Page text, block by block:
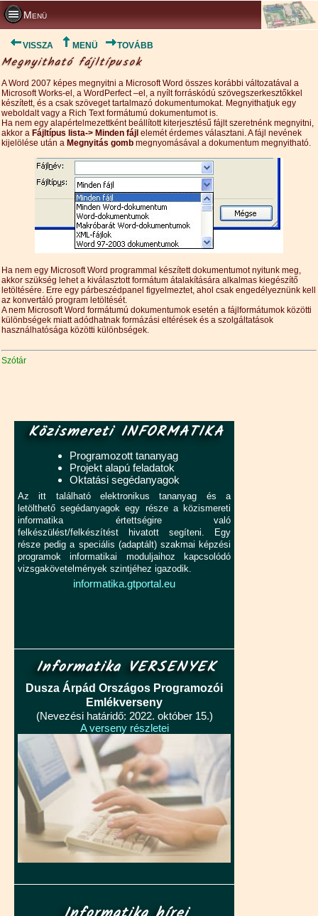
Menü
VISSZA MENÜ TOVÁBB
Megnyitható fájltípusok
A Word 2007 képes megnyitni a Microsoft Word összes korábbi változatával a
Microsoft Works-el, a WordPerfect –el, a nyílt forráskódú szövegszerkesztőkkel
készített, és a csak szöveget tartalmazó dokumentumokat. Megnyithatjuk egy
weboldalt vagy a Rich Text formátumú dokumentumot is.
Ha nem egy alapértelmezettként beállított kiterjesztésű fájlt szeretnénk megnyitni,
akkor a Fájltípus lista-> Minden fájl elemét érdemes választani. A fájl nevének
kijelölése után a Megnyitás gomb megnyomásával a dokumentum megnyitható.
Ha nem egy Microsoft Word programmal készített dokumentumot nyitunk meg,
akkor szükség lehet a kiválasztott formátum átalakítására alkalmas kiegészítő
letöltésére. Erre egy párbeszédpanel figyelmeztet, ahol csak engedélyeznünk kell
az konvertáló program letöltését.
A nem Microsoft Word formátumú dokumentumok esetén a fájlformátumok közötti
különbségek miatt adódhatnak formázási eltérések és a szolgáltatások
használhatósága közötti különbségek.
Szótár
Közismereti INFORMATIKA
Programozott tananyag
Projekt alapú feladatok
Oktatási segédanyagok
Az itt található elektronikus tananyag és a
letölthető segédanyagok egy része a közismereti
informatika értettségire való
felkészülést/felkészítést hivatott segíteni. Egy
része pedig a speciális (adaptált) szakmai képzési
programok informatikai moduljaihoz kapcsolódó
vizsgakövetelmények szintjéhez igazodik.
informatika.gtportal.eu
Informatika VERSENYEK
Dusza Árpád Országos Programozói
Emlékverseny
(Nevezési határidő: 2022. október 15.)
A verseny részletei